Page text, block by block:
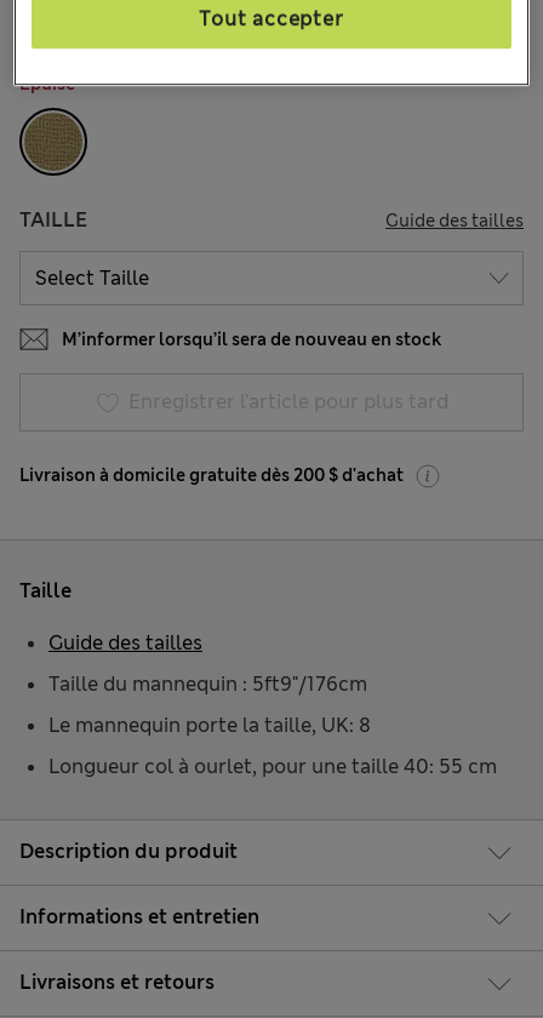
COULEUR: Mousse
Épuisé
TAILLE Guide des tailles
M’informer lorsqu’il sera de nouveau en stock
Enregistrer l’article pour plus tard
Livraison à domicile gratuite dès 200 $ d'achat
Description du produit
Informations et entretien
Livraisons et retours
Taille
Taille du mannequin : 5ft9"/176cm
Le mannequin porte la taille, UK: 8
Longueur col à ourlet, pour une taille 40: 55 cm
Guide des tailles
Tout accepter